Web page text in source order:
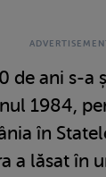
de ani s-a
1984,
în
a lăsat în